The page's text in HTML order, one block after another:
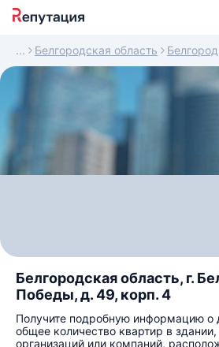
Белгородская область Белгород
Белгородская область, г.
Победы, д. 49, корп. 4
Получите подробную информацию о
общее количество квартир в
организаций или компаний,